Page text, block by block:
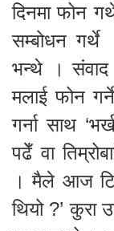
दिनमा फोन
सम्बोधन गर्थे
भन्थे ।
मलाई फोन
गर्ना साथ
पढेँ वा
। मैले आज
थियो ?’ कुरा